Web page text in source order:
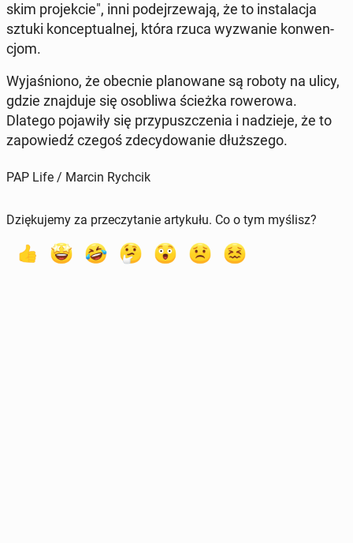
skim pro­jek­cie", inni po­dej­rze­wa­ją, że to in­sta­la­cja
sztuki kon­cep­tu­al­nej, która rzuca wy­zwa­nie kon­wen­
cjom.
Wy­ja­śnio­no, że obecnie pla­no­wa­ne są roboty na ulicy,
gdzie znaj­du­je się oso­bli­wa ścieżka ro­we­ro­wa.
Dlatego po­ja­wi­ły się przy­pusz­cze­nia i na­dzie­je, że to
za­po­wiedź czegoś zde­cy­do­wa­nie dłuż­sze­go.
PAP Life / Marcin Rychcik
Dziękujemy za przeczytanie artykułu. Co o tym myślisz?